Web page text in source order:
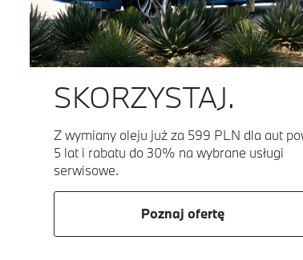
SKORZYSTAJ.
Z wymiany oleju już za 599 PLN dla aut
5 lat i rabatu do 30% na wybrane usługi
serwisowe.
Poznaj ofertę